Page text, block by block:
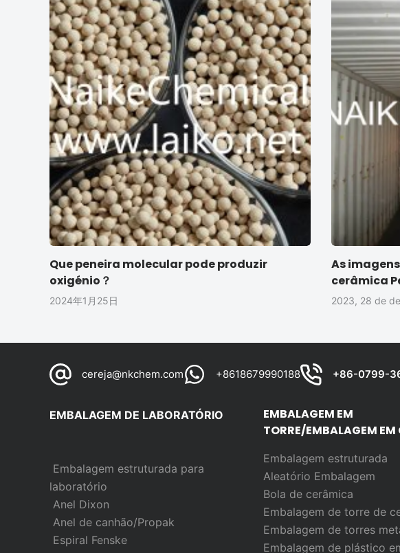
Que peneira molecular pode produzir
oxigénio？
2024年1月25日
As
cerâmica
2023, 28 de
cereja@nkchem.com +8618679990188 +86-0799-
EMBALAGEM DE LABORATÓRIO
Embalagem estruturada para
laboratório
Anel Dixon
Anel de canhão/Propak
Espiral Fenske
EMBALAGEM EM
TORRE/EMBALAGEM EM
Embalagem estruturada
Aleatório Embalagem
Bola de cerâmica
Embalagem de torre de
Embalagem de torres
Embalagem de plástico